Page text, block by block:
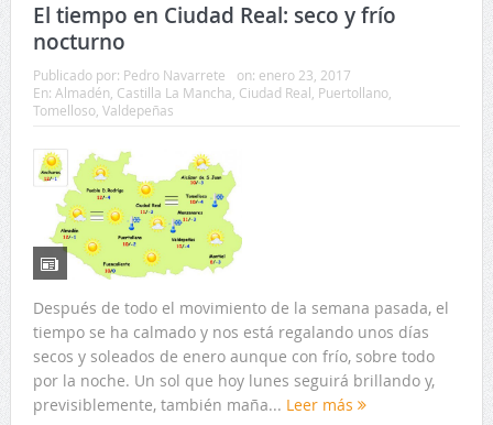
El tiempo en Ciudad Real: seco y frío
nocturno
Publicado por: Pedro Navarrete on: enero 23, 2017
En: Almadén Castilla La Mancha Ciudad Real Puertollano,
Tomelloso, Valdepeñas
Después de todo el movimiento de la semana pasada, el
tiempo se ha calmado y nos está regalando unos días
secos y soleados de enero aunque con frío, sobre todo
por la noche. Un sol que hoy lunes seguirá brillando y,
previsiblemente, también maña... Leer más